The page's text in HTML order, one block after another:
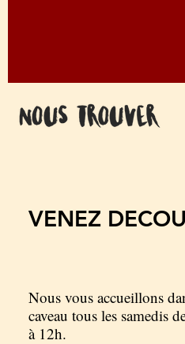
VENEZ
Nous vous accueillons
caveau tous les samedis
à 12h.